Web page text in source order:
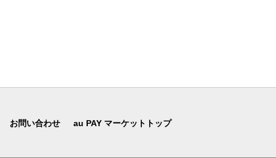
お問い合わせ au PAY マーケットトップ